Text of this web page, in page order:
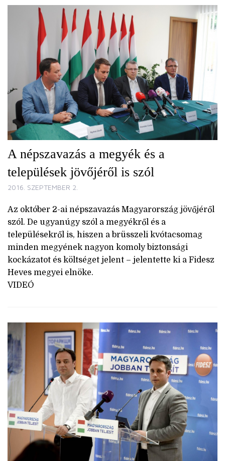
A népszavazás a megyék és a
települések jövőjéről is szól
2016. SZEPTEMBER 2.
Az október 2-ai népszavazás Magyarország jövőjéről
szól. De ugyanúgy szól a megyékről és a
településekről is, hiszen a brüsszeli kvótacsomag
minden megyének nagyon komoly biztonsági
kockázatot és költséget jelent – jelentette ki a Fidesz
Heves megyei elnöke.
VIDEÓ